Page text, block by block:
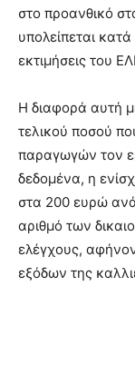
στο προανθικό
υπολείπεται
εκτιμήσεις του
Η διαφορά αυτή
τελικού ποσού
παραγωγών τον
δεδομένα, η
στα 200 ευρώ
αριθμό των
ελέγχους,
εξόδων της